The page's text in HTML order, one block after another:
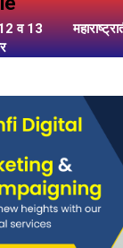
12 व 13